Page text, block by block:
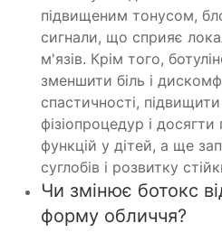
підвищеним тонусом,
сигнали, що сприяє
м'язів. Крім того,
зменшити біль і
спастичності,
фізіопроцедур і
функцій у дітей, а ще
суглобів і розвитку
Чи змінює ботокс
форму обличчя?